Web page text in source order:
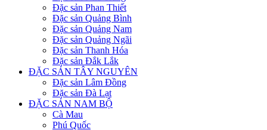
Đặc sản Phan Thiết
Đặc sản Quảng Bình
Đặc sản Quảng Nam
Đặc sản Quảng Ngãi
Đặc sản Thanh Hóa
Đặc sản Đắk Lắk
ĐẶC SẢN TÂY NGUYÊN
Đặc sản Lâm Đồng
Đặc sản Đà Lạt
ĐẶC SẢN NAM BỘ
Cà Mau
Phú Quốc